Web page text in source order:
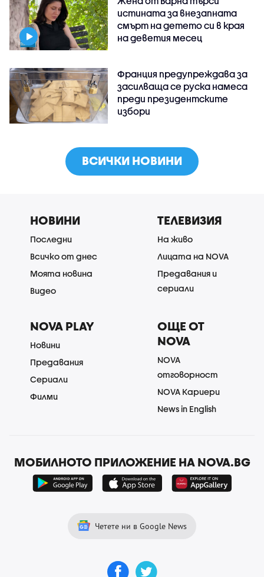
истината за внезапната
смърт на детето си в края
на деветия месец
Франция предупреждава за
засилваща се руска намеса
преди президентските
избори
ВСИЧКИ НОВИНИ
НОВИНИ
Последни
Всичко от днес
Моята новина
Видео
ТЕЛЕВИЗИЯ
На живо
Лицата на NOVA
Предавания и
сериали
NOVA PLAY
Новини
Предавания
Сериали
Филми
ОЩЕ ОТ
NOVA
NOVA
отговорност
NOVA Кариери
News in English
МОБИЛНОТО ПРИЛОЖЕНИЕ НА NOVA.BG
Четете ни в Google News